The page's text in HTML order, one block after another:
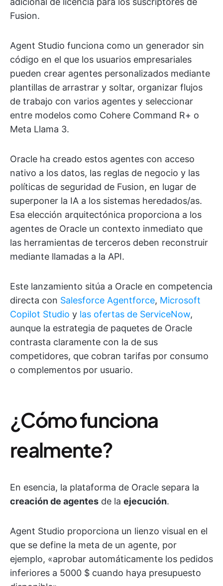
Fusion.
Agent Studio funciona como un generador sin
código en el que los usuarios empresariales
pueden crear agentes personalizados mediante
plantillas de arrastrar y soltar, organizar flujos
de trabajo con varios agentes y seleccionar
entre modelos como Cohere Command R+ o
Meta Llama 3.
Oracle ha creado estos agentes con acceso
nativo a los datos, las reglas de negocio y las
políticas de seguridad de Fusion, en lugar de
superponer la IA a los sistemas heredados/as.
Esa elección arquitectónica proporciona a los
agentes de Oracle un contexto inmediato que
las herramientas de terceros deben reconstruir
mediante llamadas a la API.
Este lanzamiento sitúa a Oracle en competencia
directa con Salesforce Agentforce, Microsoft
Copilot Studio y las ofertas de ServiceNow,
aunque la estrategia de paquetes de Oracle
contrasta claramente con la de sus
competidores, que cobran tarifas por consumo
o complementos por usuario.
¿Cómo funciona
realmente?
En esencia, la plataforma de Oracle separa la
creación de agentes de la ejecución.
Agent Studio proporciona un lienzo visual en el
que se define la meta de un agente, por
ejemplo, «aprobar automáticamente los pedidos
inferiores a 5000 $ cuando haya presupuesto